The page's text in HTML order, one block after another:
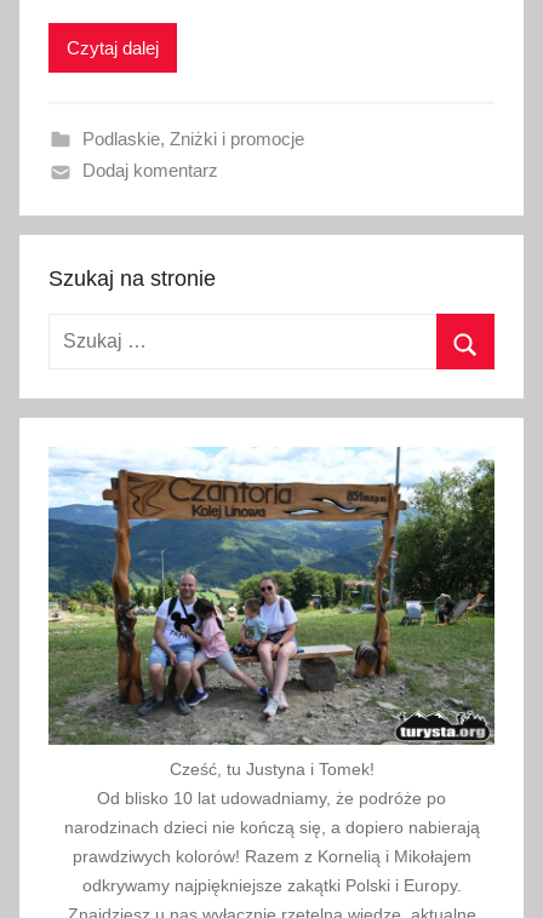
i
a
n
1
l
a
0
2
6
Czytaj dalej
Podlaskie, Zniżki i promocje
Dodaj komentarz
Szukaj na stronie
Szukaj:
Cześć, tu Justyna i Tomek!
Od blisko 10 lat udowadniamy, że podróże po
narodzinach dzieci nie kończą się, a dopiero nabierają
prawdziwych kolorów! Razem z Kornelią i Mikołajem
odkrywamy najpiękniejsze zakątki Polski i Europy.
Znajdziesz u nas wyłącznie rzetelną wiedzę, aktualne